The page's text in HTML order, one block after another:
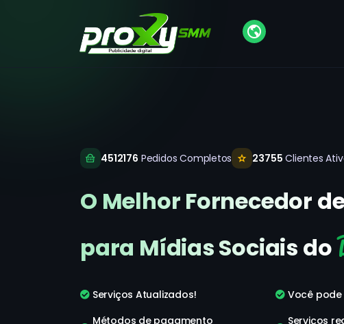
4512176 Pedidos Completos 23755 Clientes
O Melhor Fornecedor
para Mídias Sociais do
Serviços Atualizados!
Métodos de pagamento
Você pode
Serviços